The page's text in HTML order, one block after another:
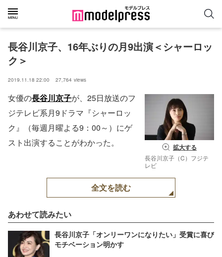
長谷川京子、16年ぶりの月9出演＜シャーロッ
ク＞
2019.11.18 22:00 27,764 views
拡大する
長谷川京子（C）フジテ
レビ
女優の長谷川京子が、25日放送のフ
ジテレビ系月9ドラマ『シャーロッ
ク』（毎週月曜よる9：00～）にゲ
スト出演することがわかった。
全文を読む
あわせて読みたい
長谷川京子「オンリーワンになりたい」受賞に喜び
モチベーション明かす